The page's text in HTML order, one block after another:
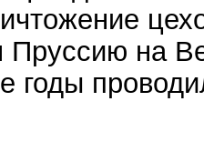
Пруссию на
годы